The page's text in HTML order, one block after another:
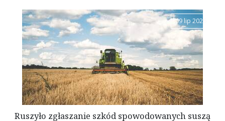
09 lip 2026
Ruszyło zgłaszanie szkód spowodowanych suszą